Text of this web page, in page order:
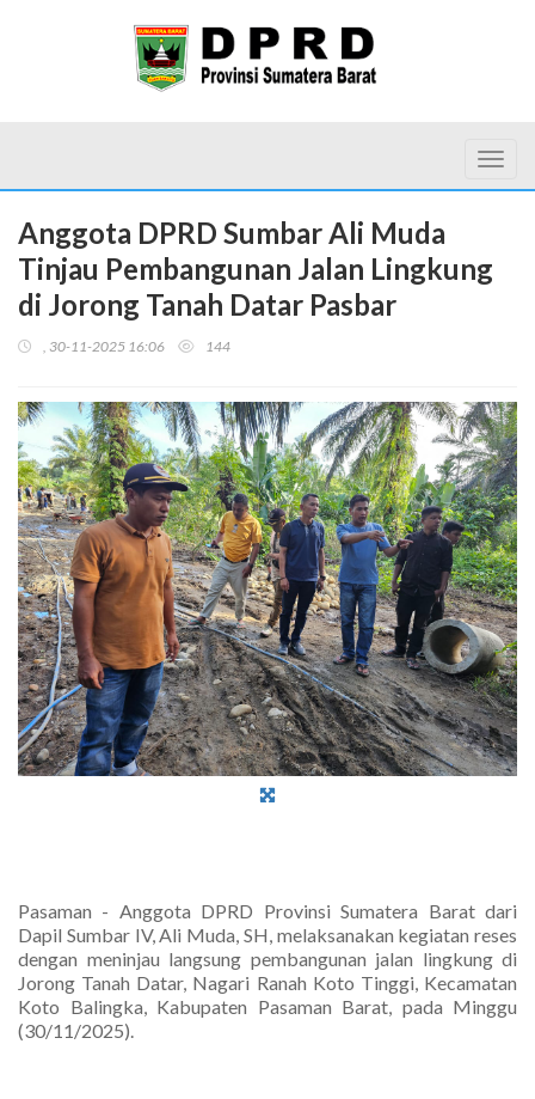
Anggota DPRD Sumbar Ali Muda
Tinjau Pembangunan Jalan Lingkung
di Jorong Tanah Datar Pasbar
, 30-11-2025 16:06 144
Pasaman - Anggota DPRD Provinsi Sumatera Barat dari
Dapil Sumbar IV, Ali Muda, SH, melaksanakan kegiatan reses
dengan meninjau langsung pembangunan jalan lingkung di
Jorong Tanah Datar, Nagari Ranah Koto Tinggi, Kecamatan
Koto Balingka, Kabupaten Pasaman Barat, pada Minggu
(30/11/2025).